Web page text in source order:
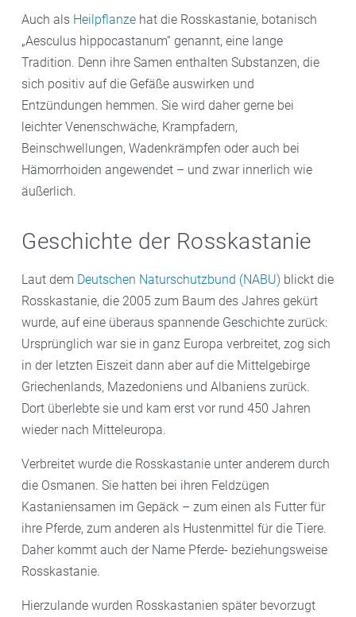
Auch als Heilpflanze hat die Rosskastanie, botanisch
„Aesculus hippocastanum“ genannt, eine lange
Tradition. Denn ihre Samen enthalten Substanzen, die
sich positiv auf die Gefäße auswirken und
Entzündungen hemmen. Sie wird daher gerne bei
leichter Venenschwäche, Krampfadern,
Beinschwellungen, Wadenkrämpfen oder auch bei
Hämorrhoiden angewendet – und zwar innerlich wie
äußerlich.
Geschichte der Rosskastanie
Laut dem Deutschen Naturschutzbund (NABU) blickt die
Rosskastanie, die 2005 zum Baum des Jahres gekürt
wurde, auf eine überaus spannende Geschichte zurück:
Ursprünglich war sie in ganz Europa verbreitet, zog sich
in der letzten Eiszeit dann aber auf die Mittelgebirge
Griechenlands, Mazedoniens und Albaniens zurück.
Dort überlebte sie und kam erst vor rund 450 Jahren
wieder nach Mitteleuropa.
Verbreitet wurde die Rosskastanie unter anderem durch
die Osmanen. Sie hatten bei ihren Feldzügen
Kastaniensamen im Gepäck – zum einen als Futter für
ihre Pferde, zum anderen als Hustenmittel für die Tiere.
Daher kommt auch der Name Pferde- beziehungsweise
Rosskastanie.
Hierzulande wurden Rosskastanien später bevorzugt